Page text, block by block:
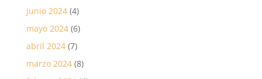
junio 2024(4)
mayo 2024(6)
abril 2024(7)
marzo 2024(8)